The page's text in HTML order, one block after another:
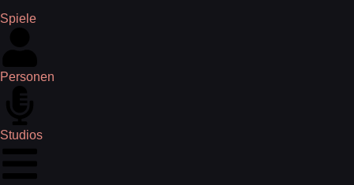
Spiele
Personen
Studios